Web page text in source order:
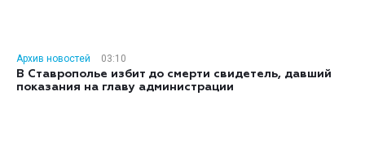
Архив новостей
03:10
В Ставрополье избит до смерти свидетель, давший
показания на главу администрации